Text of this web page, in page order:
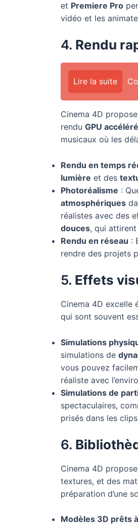
et Premiere Pro
vidéo et les
4. Rendu
Lire la suite
Cinema 4D
rendu GPU accéléré
musicaux où les
Rendu en temps
lumière et des
Photoréalisme :
atmosphériques
réalistes avec des
douces, qui attirent
Rendu en réseau :
rendre des projets
5. Effets
Cinema 4D excelle
qui sont souvent
Simulations
simulations de
vous pouvez
réaliste avec
Simulations de
spectaculaires,
prisés dans les
6.
Cinema 4D
textures, et des
préparation d’une
Modèles 3D prêts